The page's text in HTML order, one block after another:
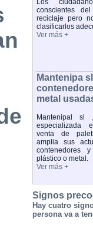
Los
conscientes
reciclaje pero
clasificarlos
Ver más +
Mantenipa
metal
Mantenipal sl
especializada
venta de
amplia sus
contenedores
plástico o metal.
Ver más +
Signos
Hay cuatro
persona va a